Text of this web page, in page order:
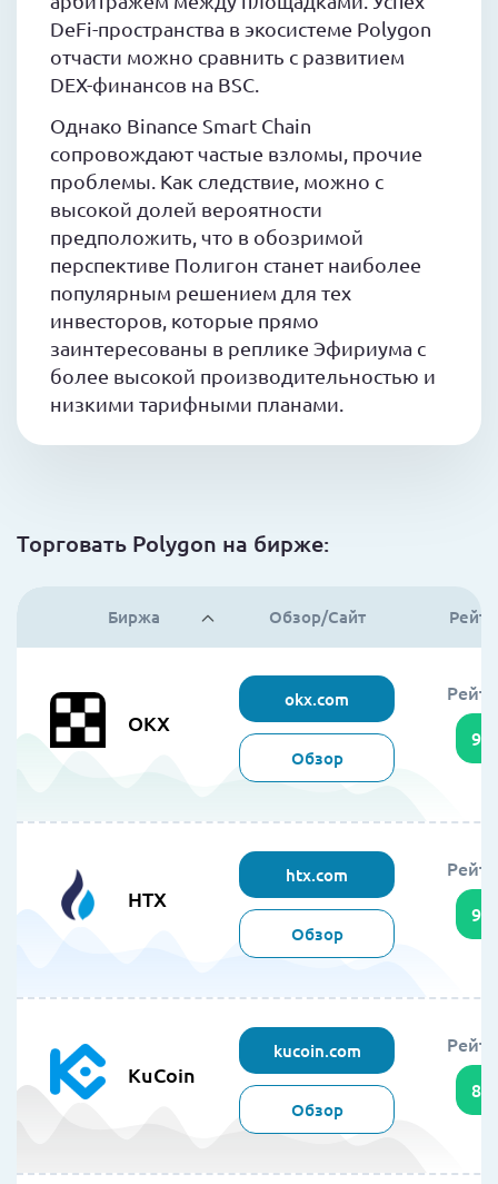
DeFi-пространства в экосистеме Polygon
отчасти можно сравнить с развитием
DEX-финансов на BSC.
Однако Binance Smart Chain
сопровождают частые взломы, прочие
проблемы. Как следствие, можно с
высокой долей вероятности
предположить, что в обозримой
перспективе Полигон станет наиболее
популярным решением для тех
инвесторов, которые прямо
заинтересованы в реплике Эфириума с
более высокой производительностью и
низкими тарифными планами.
Торговать Polygon на бирже:
Биржа Обзор/Сайт
OKX
okx.com
Обзор
95
HTX
htx.com
Обзор
94
KuCoin
kucoin.com
Обзор
89